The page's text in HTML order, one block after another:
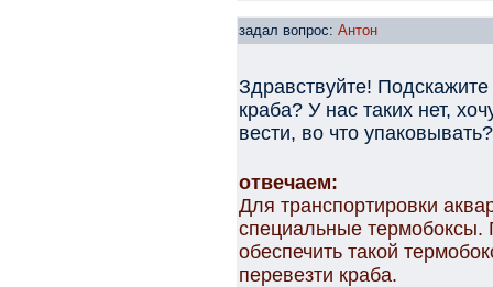
задал вопрос: Антон
Здравствуйте!
краба? У нас таких нет,
вести, во что упаковывать?
отвечаем:
Для транспортировки
специальные
обеспечить такой
перевезти краба.